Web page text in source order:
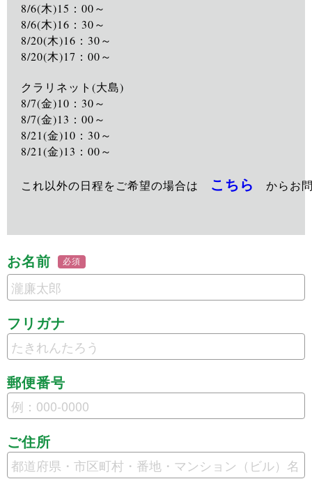
8/6(木)15：00～
8/6(木)16：30～
8/20(木)16：30～
8/20(木)17：00～
クラリネット(大島)
8/7(金)10：30～
8/7(金)13：00～
8/21(金)10：30～
8/21(金)13：00～
これ以外の日程をご希望の場合は こちら からお
お名前 必須
フリガナ
郵便番号
ご住所